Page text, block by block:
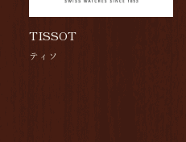
TISSOT
ティソ